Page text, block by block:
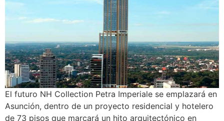
El futuro NH Collection Petra Imperiale se emplazará en
Asunción, dentro de un proyecto residencial y hotelero
de 73 pisos que marcará un hito arquitectónico en